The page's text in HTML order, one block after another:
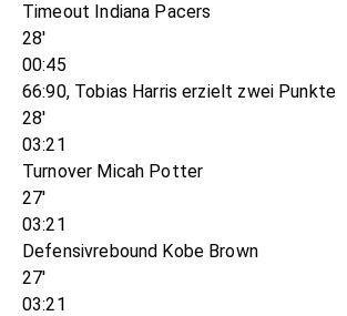
Timeout Indiana Pacers
28'
00:45
66:90, Tobias Harris erzielt zwei Punkte
28'
03:21
Turnover Micah Potter
27'
03:21
Defensivrebound Kobe Brown
27'
03:21